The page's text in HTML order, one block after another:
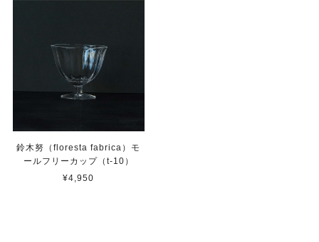
鈴木努（floresta fabrica）モ
ールフリーカップ（t-10）
¥4,950